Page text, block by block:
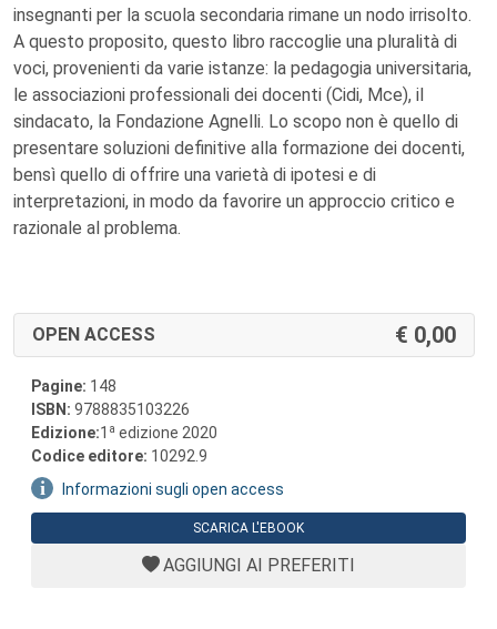
insegnanti per la scuola secondaria rimane un nodo irrisolto.
A questo proposito, questo libro raccoglie una pluralità di
voci, provenienti da varie istanze: la pedagogia universitaria,
le associazioni professionali dei docenti (Cidi, Mce), il
sindacato, la Fondazione Agnelli. Lo scopo non è quello di
presentare soluzioni definitive alla formazione dei docenti,
bensì quello di offrire una varietà di ipotesi e di
interpretazioni, in modo da favorire un approccio critico e
razionale al problema.
OPEN ACCESS 0,00
Pagine: 148
ISBN: 9788835103226
Edizione:1 a edizione 2020
Codice editore: 10292.9
Informazioni sugli open access
SCARICA L'EBOOK
AGGIUNGI AI PREFERITI